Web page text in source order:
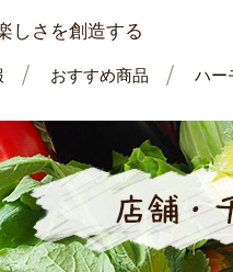
しさを創造する
おすすめ商品 ハー